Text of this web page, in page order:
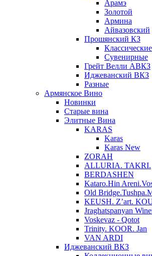
Арамэ
Золотой
Армина
Айвазовский
Прошянский КЗ
Классические
Сувенирные
Грейт Велли АВКЗ
Иджеванский ВКЗ
Разные
Армянское Вино
Новинки
Старые вина
Элитные Вина
KARAS
Karas
Karas New
ZORAH
ALLURIA. TAKRI.
BERDASHEN
Kataro.Hin
Old
KEUSH. Z’art.
Jraghatspanyan
Voskevaz - Qotot
Trinity. KOOR. Jan
VAN ARDI
Иджеванский ВКЗ